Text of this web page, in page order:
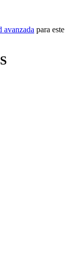
avanzada para este